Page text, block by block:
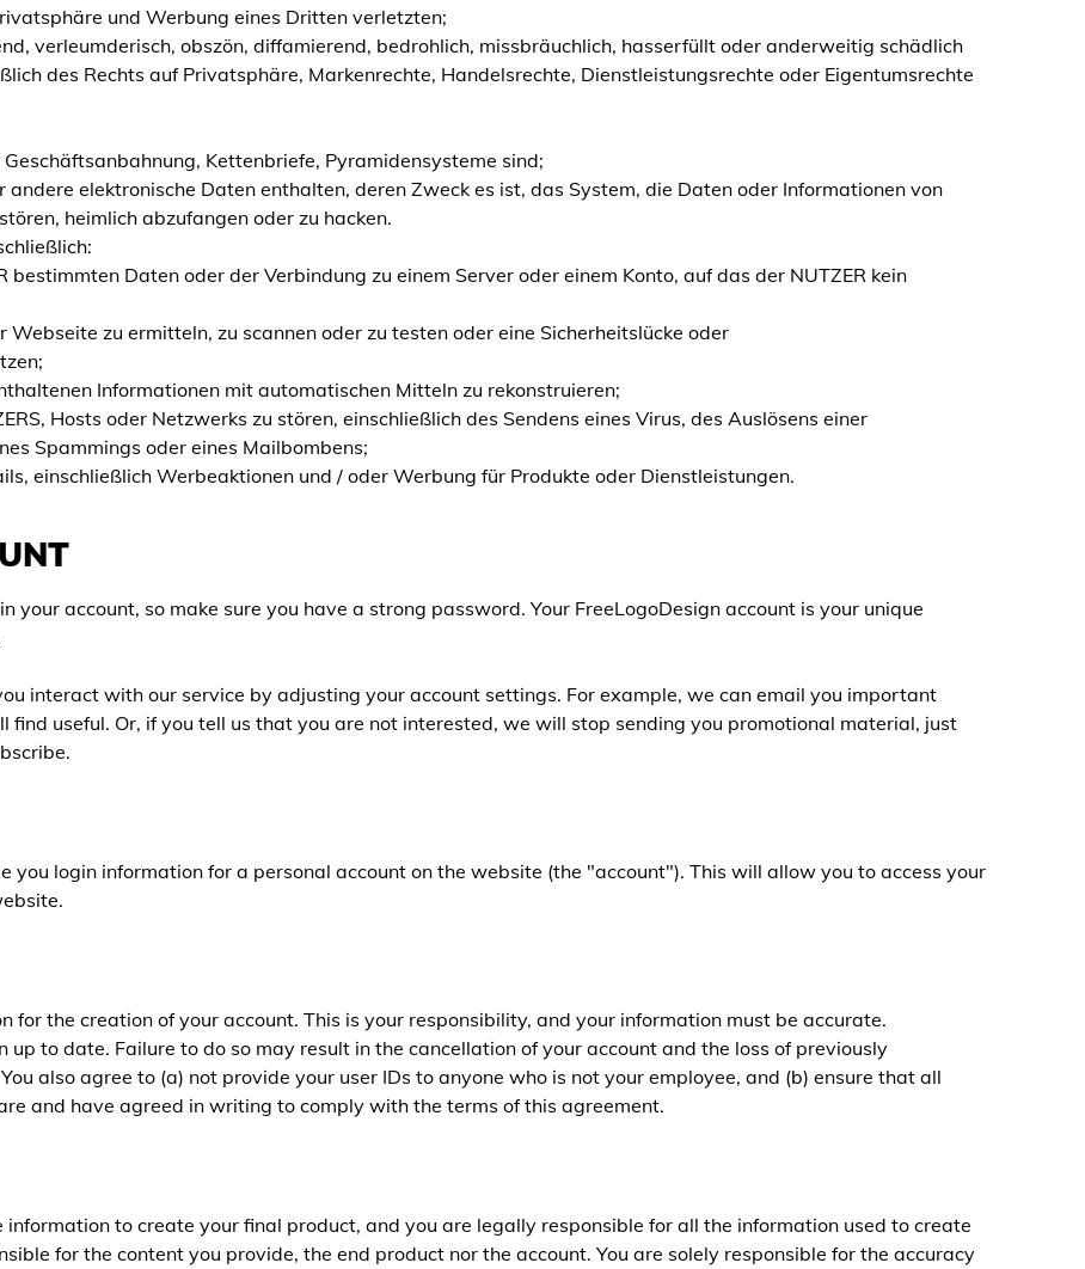
und Werbung eines Dritten verletzten;
verleumderisch, obszön, diffamierend, bedrohlich, missbräuchlich, hasserfüllt oder anderweitig schädlich
des Rechts auf Privatsphäre, Markenrechte, Handelsrechte, Dienstleistungsrechte oder Eigentumsrechte
Kettenbriefe, Pyramidensysteme sind;
elektronische Daten enthalten, deren Zweck es ist, das System, die Daten oder Informationen von
heimlich abzufangen oder zu hacken.
bestimmten Daten oder der Verbindung zu einem Server oder einem Konto, auf das der NUTZER kein
Webseite zu ermitteln, zu scannen oder zu testen oder eine Sicherheitslücke oder
Informationen mit automatischen Mitteln zu rekonstruieren;
Hosts oder Netzwerks zu stören, einschließlich des Sendens eines Virus, des Auslösens einer
Spammings oder eines Mailbombens;
einschließlich Werbeaktionen und / oder Werbung für Produkte oder Dienstleistungen.
your account, so make sure you have a strong password. Your FreeLogoDesign account is your unique
interact with our service by adjusting your account settings. For example, we can email you important
useful. Or, if you tell us that you are not interested, we will stop sending you promotional material, just
you login information for a personal account on the website (the "account"). This will allow you to access your
for the creation of your account. This is your responsibility, and your information must be accurate.
to date. Failure to do so may result in the cancellation of your account and the loss of previously
also agree to (a) not provide your user IDs to anyone who is not your employee, and (b) ensure that all
and have agreed in writing to comply with the terms of this agreement.
to create your final product, and you are legally responsible for all the information used to create
for the content you provide, the end product nor the account. You are solely responsible for the accuracy